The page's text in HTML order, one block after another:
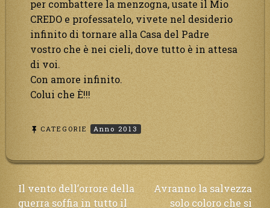
per combattere la menzogna, usate il Mio
CREDO e professatelo, vivete nel desiderio
infinito di tornare alla Casa del Padre
vostro che è nei cieli, dove tutto è in attesa
di voi.
Con amore infinito.
Colui che È!!!
CATEGORIE Anno 2013
Navigazione
Il vento dell’orrore della
guerra soffia in tutto il
Avranno la salvezza
solo coloro che si